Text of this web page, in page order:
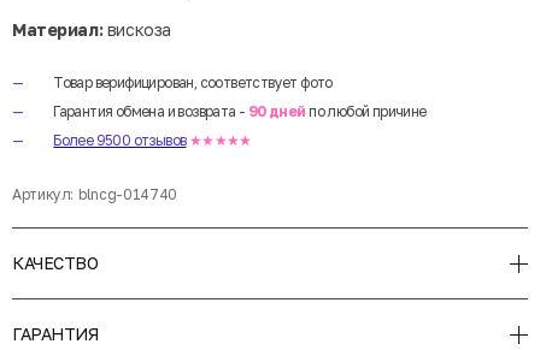
Материал:вискоза
Товар верифицирован, соответствует фото
Гарантия обмена и возврата - 90 дней по любой причине
Более 9500 отзывов ★★★★★
Артикул: blncg-014740
КАЧЕСТВО
ГАРАНТИЯ